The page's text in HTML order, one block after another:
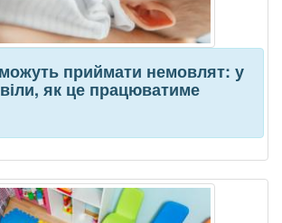
приймати немовлят: у
як це працюватиме